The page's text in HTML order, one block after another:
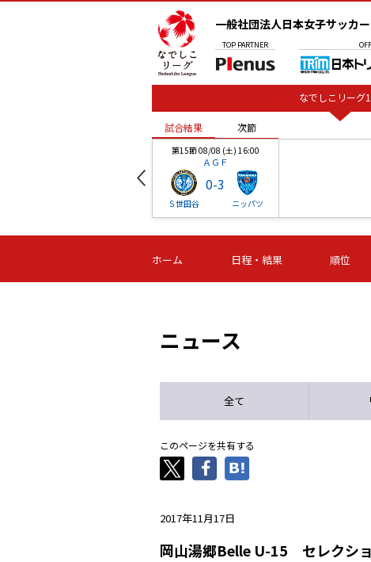
一般社団法人日本女子サッカ
TOP PARTNER
なでしこリーグ
試合結果 次節
第15節 08/08 (土) 16:00
ＡＧＦ
Ｓ世田谷
0-3
ニッパツ
-
第16節 09/05 (土) 15:00
ニッパツ
-
第16節 09/05 (土)
石人の星
-
試合結果 次節
ホーム 日程・結果 順位
ニュース
全て
このページを共有する
2017年11月17日
岡山湯郷Belle U-15 セレクシ